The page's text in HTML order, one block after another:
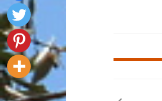
content